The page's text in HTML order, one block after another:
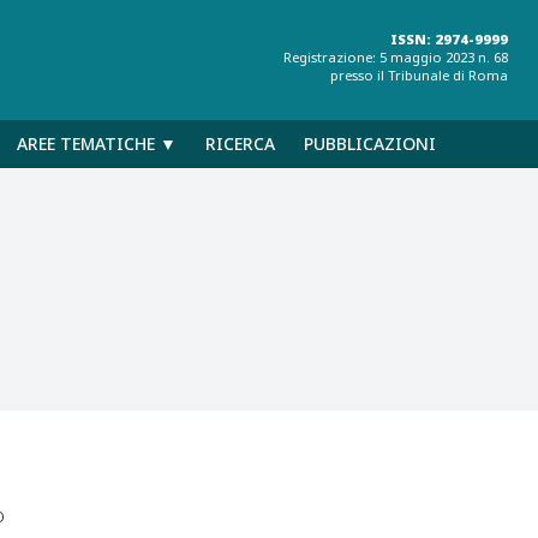
ISSN: 2974-9999
Registrazione: 5 maggio 2023 n. 68
presso il Tribunale di Roma
AREE TEMATICHE ▼ RICERCA PUBBLICAZIONI